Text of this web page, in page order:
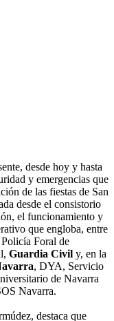
desde hoy y hasta
y emergencias que
de las fiestas de San
desde el consistorio
el funcionamiento y
que engloba, entre
Foral de
Guardia Civil y, en la
, DYA, Servicio
de Navarra
Navarra.
destaca que